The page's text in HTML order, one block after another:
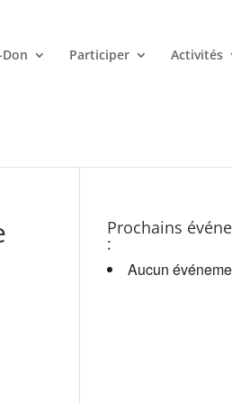
Participer Activités
Prochains
:
Aucun